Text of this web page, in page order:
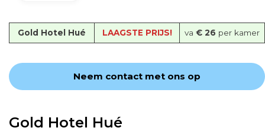
Gold Hotel Hué LAAGSTE PRIJS! va € 26 per kamer
Neem contact met ons op
Gold Hotel Hué